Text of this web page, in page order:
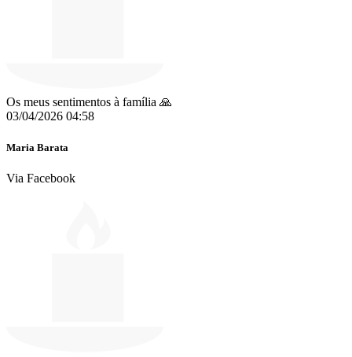
Os meus sentimentos à família 🙏
03/04/2026 04:58
Maria Barata
Via Facebook